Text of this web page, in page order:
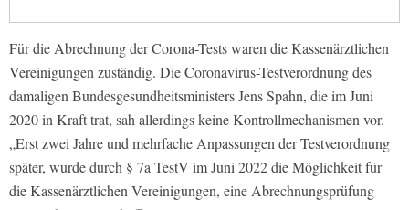
Für die Abrechnung der Corona-Tests waren die Kassenärztlichen
Vereinigungen zuständig. Die Coronavirus-Testverordnung des
damaligen Bundesgesundheitsministers Jens Spahn, die im Juni
2020 in Kraft trat, sah allerdings keine Kontrollmechanismen vor.
„Erst zwei Jahre und mehrfache Anpassungen der Testverordnung
später, wurde durch § 7a TestV im Juni 2022 die Möglichkeit für
die Kassenärztlichen Vereinigungen, eine Abrechnungsprüfung